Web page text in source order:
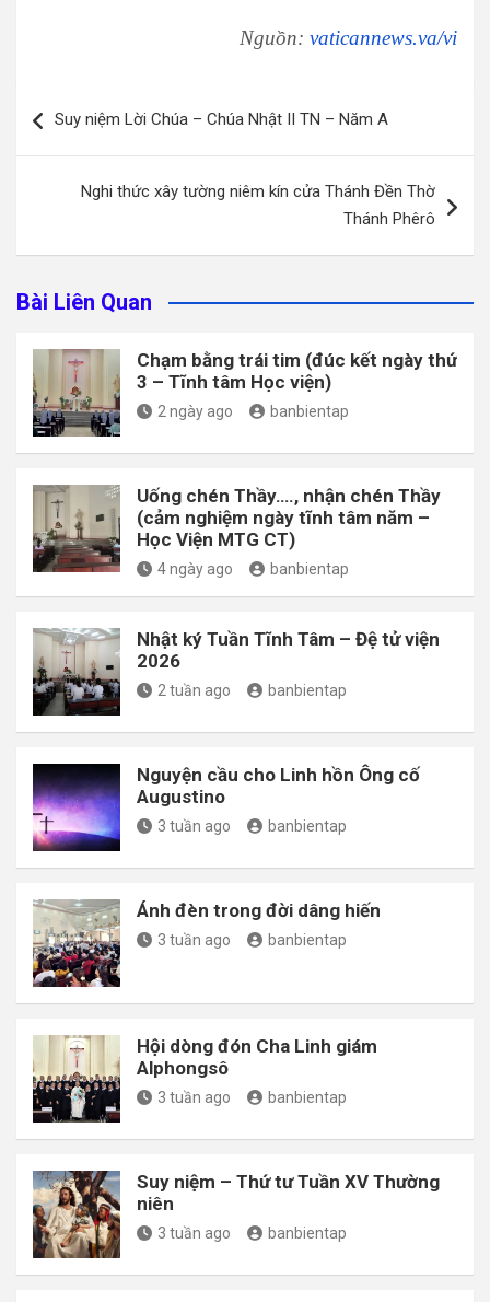
Nguồn: vaticannews.va/vi
hướng
Suy niệm Lời Chúa – Chúa Nhật II TN – Năm A
Nghi thức xây tường niêm kín cửa Thánh Đền Thờ
Thánh Phêrô
Bài Liên Quan
Chạm bằng trái tim (đúc kết ngày thứ
3 – Tĩnh tâm Học viện)
2 ngày ago banbientap
Uống chén Thầy…., nhận chén Thầy
(cảm nghiệm ngày tĩnh tâm năm –
Học Viện MTG CT)
4 ngày ago banbientap
Nhật ký Tuần Tĩnh Tâm – Đệ tử viện
2026
2 tuần ago banbientap
Nguyện cầu cho Linh hồn Ông cố
Augustino
3 tuần ago banbientap
Ánh đèn trong đời dâng hiến
3 tuần ago banbientap
Hội dòng đón Cha Linh giám
Alphongsô
3 tuần ago banbientap
Suy niệm – Thứ tư Tuần XV Thường
niên
3 tuần ago banbientap